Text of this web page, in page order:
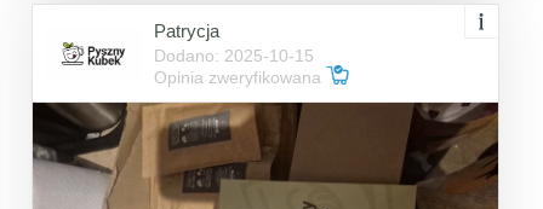
Patrycja
Dodano: 2025-10-15
Opinia zweryfikowana